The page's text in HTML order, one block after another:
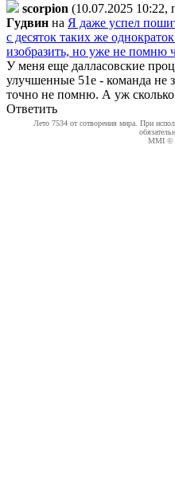
scorpion (10.07.2025 10:22,
Гyдвин на Я даже успел
с десяток таких же
изобразить, но уже не помню
У меня еще далласовские
улучшенные 51е - команда не
точно не помню. А уж
Ответить
Лето 7534 от сотворения мира. При
MMI ©